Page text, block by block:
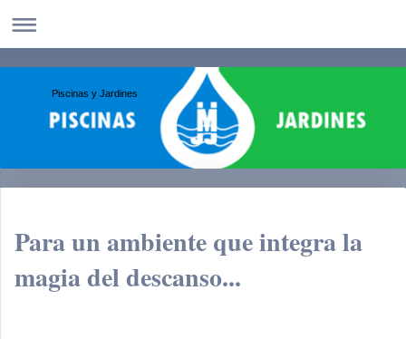
Piscinas y Jardines
Para un ambiente que integra la
magia del descanso...